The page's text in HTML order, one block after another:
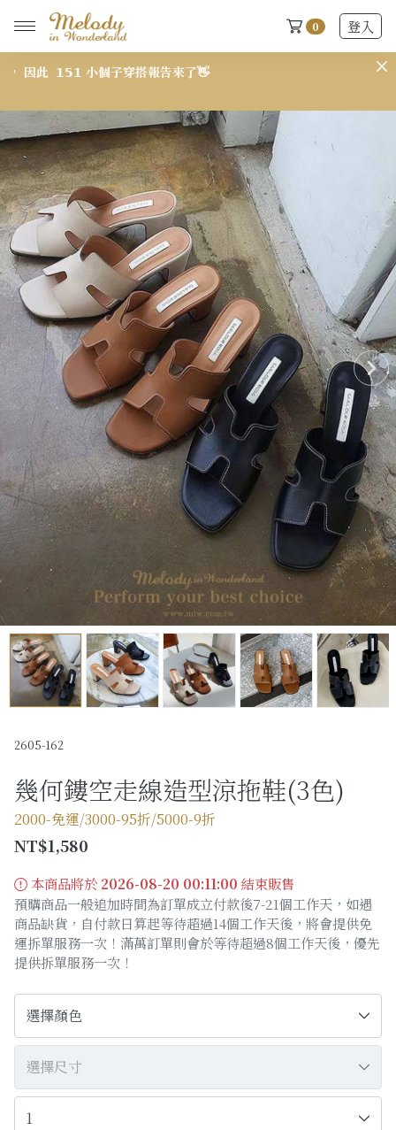
0 登入
New Arrivals
全部
2026 S/S-03 盛夏新品
618快閃新品最後現貨
2026 S/S-02 最後現貨
2026 S/S-01 最後現貨
施華洛世奇水晶飾品區
Past Collections
全部
現貨專區-可快速出貨
C字頭商品- 防曬披肩/好穿內衣
KOL選品
Best Top20
最新消息
訂單查詢
關於我們
購物須知
Facebook社團
Instagram
𝟭𝟱𝟭 小個子穿搭報告來了👋
2605-162
幾何鏤空走線造型涼拖鞋(3色)
2000-免運/3000-95折/5000-9折
NT$1,580
本商品將於 2026-08-20 00:11:00 結束販售
預購商品一般追加時間為訂單成立付款後7-21個工作天，如遇
商品缺貨，自付款日算起等待超過14個工作天後，將會提供免
運拆單服務一次！滿萬訂單則會於等待超過8個工作天後，優先
提供拆單服務一次！